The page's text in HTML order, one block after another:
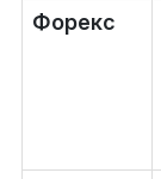
Форекс